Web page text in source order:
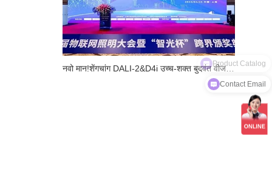
नवो मान!शेंगचांग DALI-2&D4i उच्च-शक्त बुदवंत वीज पुरवण
Product Catalog
Contact Email